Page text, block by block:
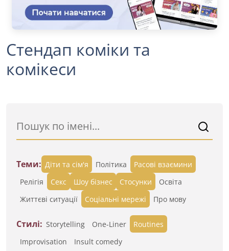
Стендап коміки та
комікеси
Теми: Діти та сім'я Політика
Расові взаємини
Релігія
Секс Шоу бізнес Стосунки
Освіта
Життєві ситуації
Cоціальні мережі Про мову
Стилі: Storytelling One-Liner
Routines
Improvisation
Insult comedy